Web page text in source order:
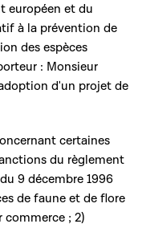
européen et du
à la prévention de
des espèces
: Monsieur
d'un projet de
certaines
du règlement
9 décembre 1996
de faune et de flore
commerce ; 2)